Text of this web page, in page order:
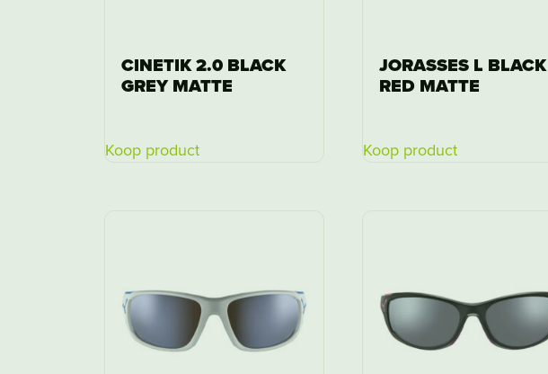
CINETIK 2.0 BLACK
GREY MATTE
Koop product
JORASSES L BLACK
RED MATTE
Koop product